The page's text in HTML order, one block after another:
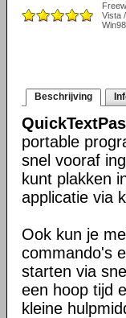
Vista
Beschrijving
portable
snel vooraf
kunt plakken
applicatie via
Ook kun je
commando's
starten via
een hoop tijd
kleine